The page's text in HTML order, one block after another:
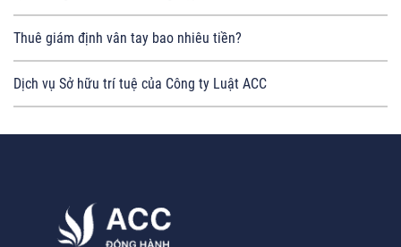
Thuê giám định vân tay bao nhiêu tiền?
Dịch vụ Sở hữu trí tuệ của Công ty Luật ACC